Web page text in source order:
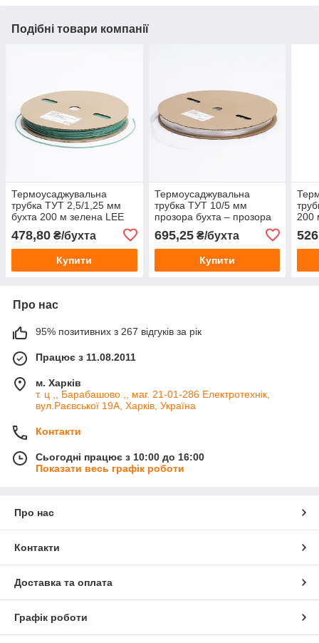
Подібні товари компанії
Термоусаджувальна
трубка ТУТ 2,5/1,25 мм
бухта 200 м зелена LEE
478,80 ₴/бухта
Купити
Термоусаджувальна
трубка ТУТ 10/5 мм
прозора бухта – прозора
термоусадка для ізоляції
проводів та кабелю
695,25₴/бухта
Купити
200
Про нас
95% позитивних з 267 відгуків за рік
Працює з 11.08.2011
м. Харків
т. ц ,, Барабашово ,, маг. 21-01-286 Електротехнік,
вул.Раєвської 19А, Харків, Україна
Контакти
Сьогодні працює з 10:00 до 16:00
Показати весь графік роботи
Про нас
Контакти
Доставка та оплата
Графік роботи